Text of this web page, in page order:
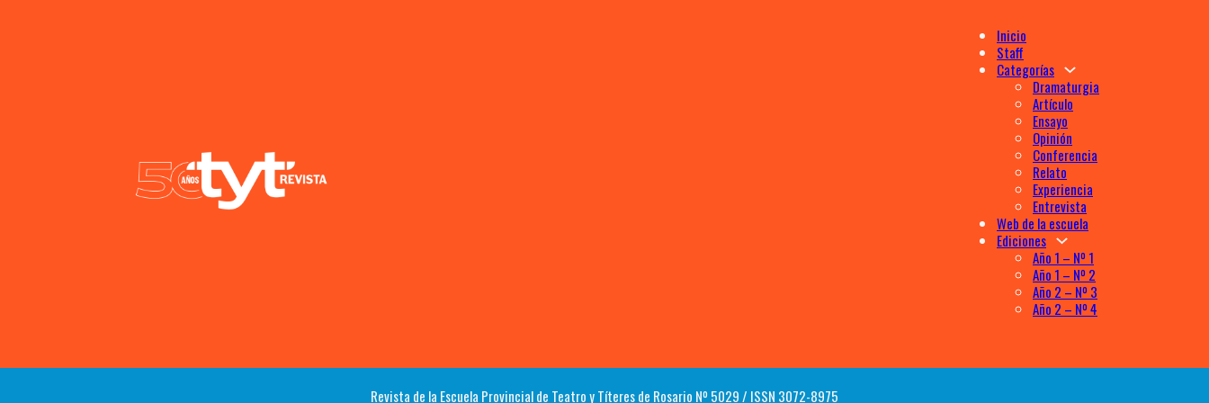
Inicio
Staff
Categorías
Dramaturgia
Artículo
Ensayo
Opinión
Conferencia
Relato
Experiencia
Entrevista
Web de la escuela
Ediciones
Año 1 – Nº 1
Año 1 – Nº 2
Año 2 – Nº 3
Año 2 – Nº 4
Revista de la Escuela Provincial de Teatro y Títeres de Rosario Nº 5029 / ISSN 3072-8975